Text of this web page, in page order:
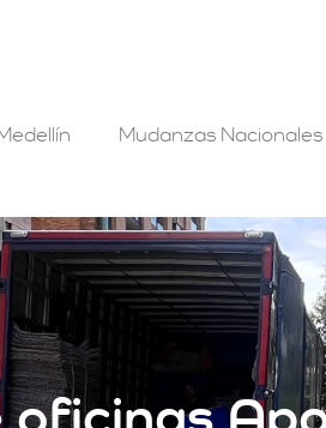
Mudanzas Nacionales